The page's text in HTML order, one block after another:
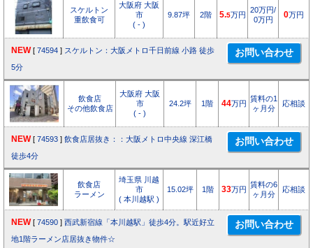
スケルトン
重飲食可
大阪府 大阪
市
( - )
9.87坪 2階 5.5万円
20万円/
0万円
0万円
NEW [ 74594 ] スケルトン：大阪メトロ千日前線 小路 徒歩
5分
飲食店
その他飲食店
大阪府 大阪
市
( - )
24.2坪 1階 44万円
賃料の1
ヶ月分
応相談
NEW [ 74593 ] 飲食店居抜き：：大阪メトロ中央線 深江橋
徒歩4分
飲食店
ラーメン
埼玉県 川越
市
( 本川越駅 )
15.02坪 1階 33万円
賃料の6
ヶ月分
応相談
NEW [ 74590 ] 西武新宿線「本川越駅」徒歩4分。駅近好立
地1階ラーメン店居抜き物件☆